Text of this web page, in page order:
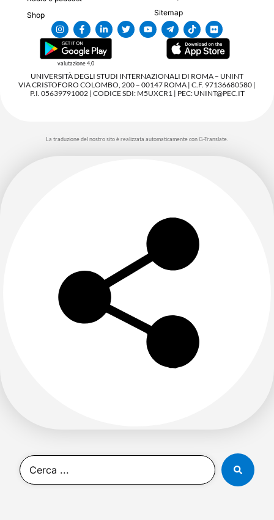
Shop
Sitemap
valutazione 4,0
UNIVERSITÀ DEGLI STUDI INTERNAZIONALI DI ROMA – UNINT
VIA CRISTOFORO COLOMBO, 200 – 00147 ROMA | C.F. 97136680580 |
P.I. 05639791002 | CODICE SDI: M5UXCR1 | PEC: UNINT@PEC.IT
La traduzione del nostro sito è realizzata automaticamente con G-Translate.